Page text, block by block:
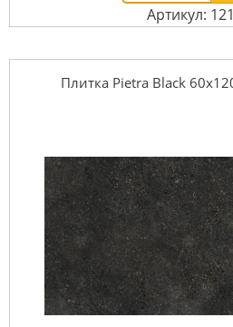
Артикул:
Плитка Pietra Black